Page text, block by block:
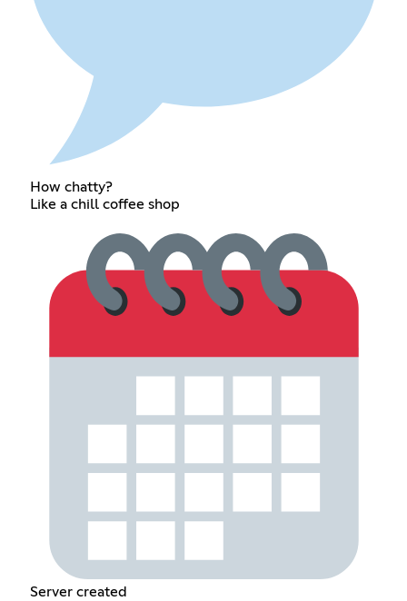
How chatty?
Like a chill coffee shop
Server created